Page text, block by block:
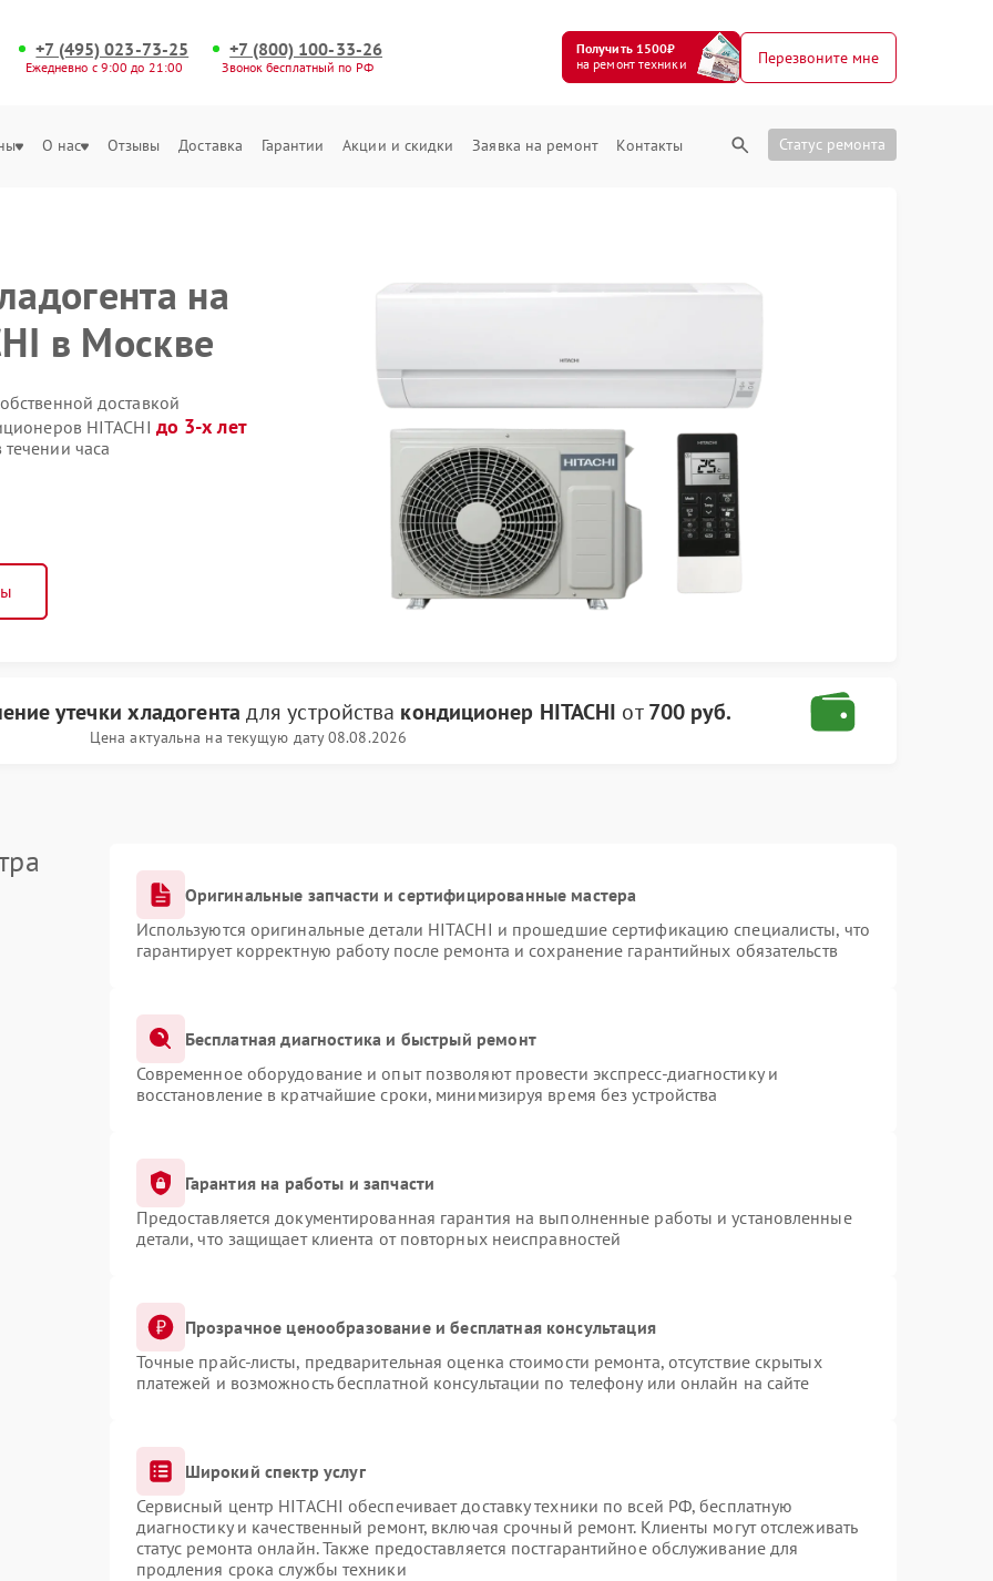
+7 (495) 023-73-25
Ежедневно с 9:00 до 21:00
+7 (800) 100-33-26
Звонок бесплатный по РФ
Получить 1500₽
на ремонт техники
Перезвоните мне
О нас Отзывы Доставка Гарантии Акции и скидки Заявка на ремонт Контакты Статус ремонта
на
в Москве
доставкой
HITACHI до 3-х лет
часа
утечки хладогента для устройства кондиционер HITACHI от700 руб.
Цена актуальна на текущую дату 08.08.2026
Оригинальные запчасти и сертифицированные мастера
Используются оригинальные детали HITACHI и прошедшие сертификацию специалисты, что
гарантирует корректную работу после ремонта и сохранение гарантийных обязательств
Бесплатная диагностика и быстрый ремонт
Современное оборудование и опыт позволяют провести экспресс-диагностику и
восстановление в кратчайшие сроки, минимизируя время без устройства
Гарантия на работы и запчасти
Предоставляется документированная гарантия на выполненные работы и установленные
детали, что защищает клиента от повторных неисправностей
Прозрачное ценообразование и бесплатная консультация
Точные прайс-листы, предварительная оценка стоимости ремонта, отсутствие скрытых
платежей и возможность бесплатной консультации по телефону или онлайн на сайте
Широкий спектр услуг
Сервисный центр HITACHI обеспечивает доставку техники по всей РФ, бесплатную
диагностику и качественный ремонт, включая срочный ремонт. Клиенты могут отслеживать
статус ремонта онлайн. Также предоставляется постгарантийное обслуживание для
продления срока службы техники